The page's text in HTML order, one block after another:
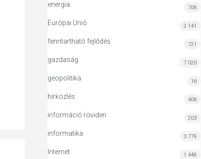
energia 706
Európai Unió 2 141
fenntartható fejlődés 721
gazdaság 7 020
geopolitika 16
hírközlés 406
információ röviden 203
informatika 3 779
Internet 1 449